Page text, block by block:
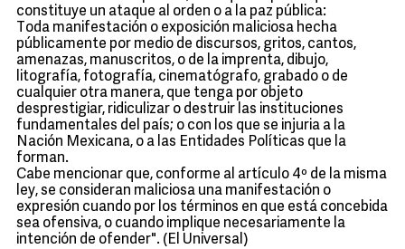
constituye un ataque al orden o a la paz pública:
Toda manifestación o exposición maliciosa hecha
públicamente por medio de discursos, gritos, cantos,
amenazas, manuscritos, o de la imprenta, dibujo,
litografía, fotografía, cinematógrafo, grabado o de
cualquier otra manera, que tenga por objeto
desprestigiar, ridiculizar o destruir las instituciones
fundamentales del país; o con los que se injuria a la
Nación Mexicana, o a las Entidades Políticas que la
forman.
Cabe mencionar que, conforme al artículo 4º de la misma
ley, se consideran maliciosa una manifestación o
expresión cuando por los términos en que está concebida
sea ofensiva, o cuando implique necesariamente la
intención de ofender". (El Universal)